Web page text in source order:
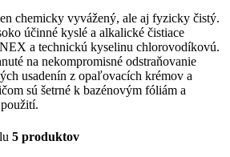
chemicky vyvážený, ale aj fyzicky čistý.
účinné kyslé a alkalické čistiace
a technickú kyselinu chlorovodíkovú.
na nekompromisné odstraňovanie
usadenín z opaľovacích krémov a
sú šetrné k bazénovým fóliám a
5 produktov